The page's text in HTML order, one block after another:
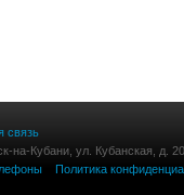
связь
на-Кубани, ул. Кубанская, д.
Политика